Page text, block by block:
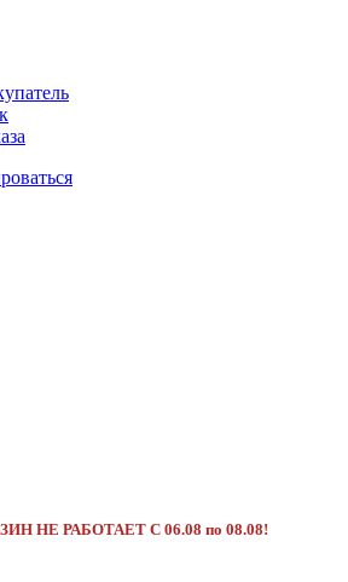
НЕ РАБОТАЕТ С 06.08 по 08.08!